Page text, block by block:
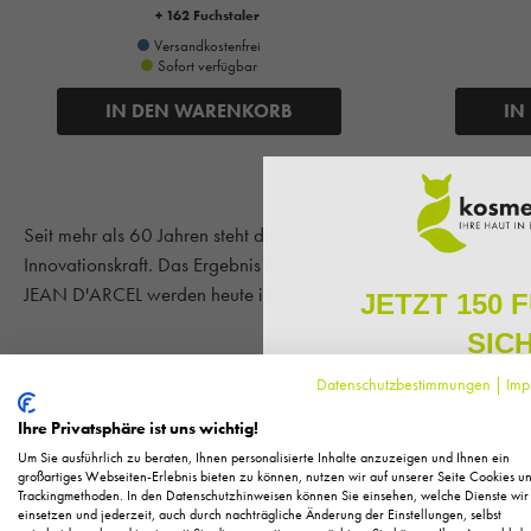
+ 162 Fuchstaler
Versandkostenfrei
Sofort verfügbar
IN DEN WARENKORB IN
Seit mehr als 60 Jahren steht das Familienunternehmen JEAN
Innovationskraft. Das Ergebnis ist eine zielgerichtete und
JEAN D'ARCEL werden heute in über 40 Ländern an Kundinnen
Mit Miratense präsentiert das erfolgreiche französische
"Burnout" der Haut zu vermeiden. Indem die Gesichtshaut von
sichtbar und auch spürbar reduziert. Auf diese Weise erzielt
einzigartige Wirkung und schützt die Haut vor einer
Datenschutzbestimmungen |
Ihre Privatsphäre ist uns wichtig!
Um Sie ausführlich zu beraten, Ihnen personalisierte Inhalte anzuzeigen und Ihnen ein
großartiges Webseiten-Erlebnis bieten zu können, nutzen wir auf unserer Seite Cookies
Trackingmethoden. In den Datenschutzhinweisen können Sie einsehen, welche Dienste wir
einsetzen und jederzeit, auch durch nachträgliche Änderung der Einstellungen, selbst
JETZT 150
Melden Sie sich zu
regelmäßig exklusive
Pflege, neue Produkte
Als kleines Dankeschön für
Ihnen150 Fuchstaler*, die
Einkauf